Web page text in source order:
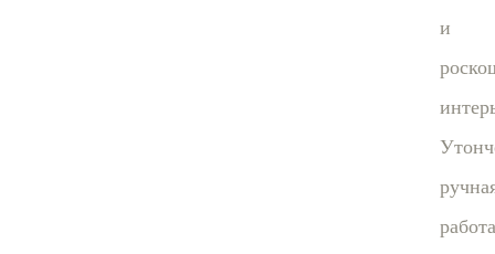
и
работа